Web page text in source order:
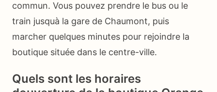
commun. Vous pouvez prendre le bus ou le
train jusquà la gare de Chaumont, puis
marcher quelques minutes pour rejoindre la
boutique située dans le centre-ville.
Quels sont les horaires